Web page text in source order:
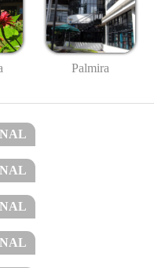
Palmira